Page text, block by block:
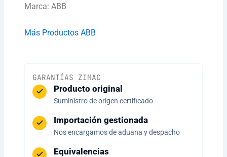
Marca: ABB
Más Productos ABB
GARANTÍAS ZIMAC
Producto original
Suministro de origen certificado
Importación gestionada
Nos encargamos de aduana y despacho
Equivalencias